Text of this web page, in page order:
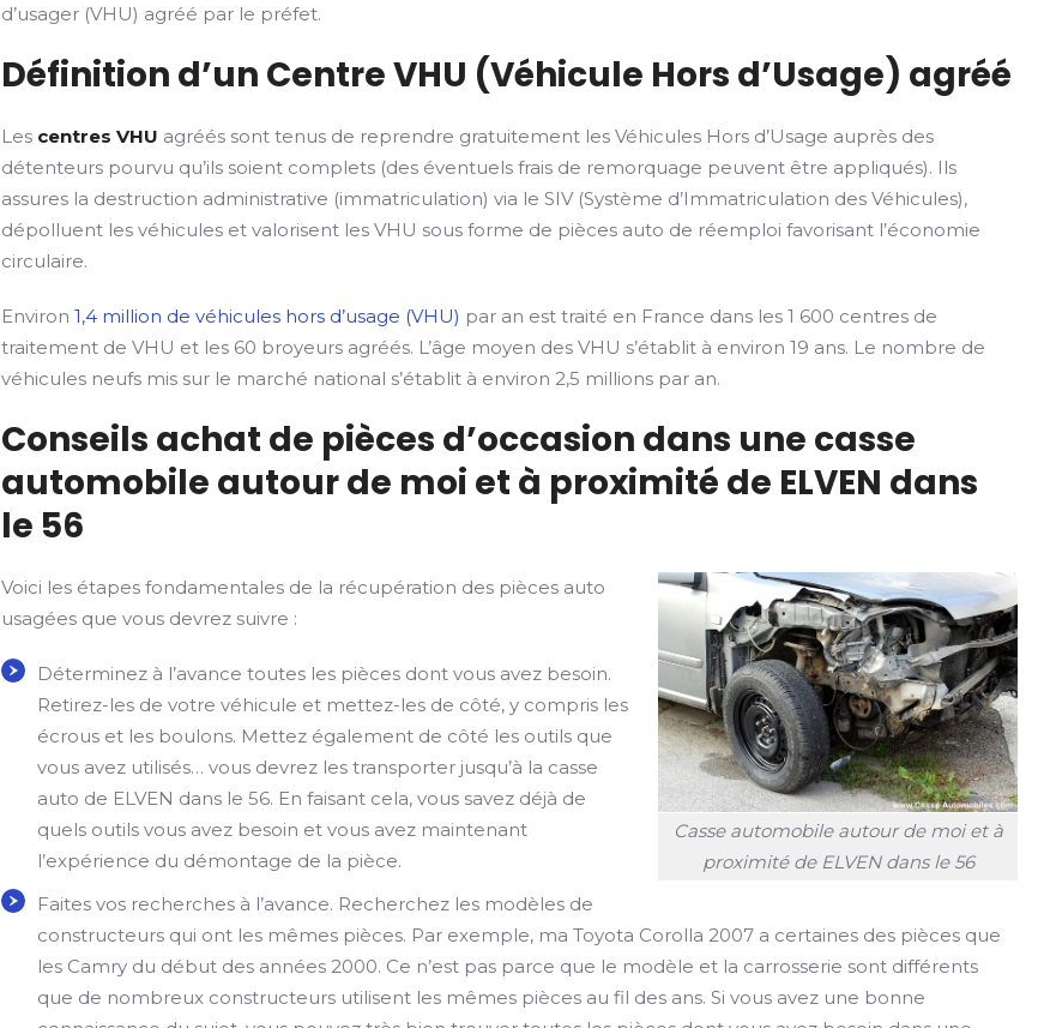
d’usager (VHU) agréé par le préfet.
Définition d’un Centre VHU (Véhicule Hors d’Usage) agréé
Les centres VHU agréés sont tenus de reprendre gratuitement les Véhicules Hors d’Usage auprès des
détenteurs pourvu qu’ils soient complets (des éventuels frais de remorquage peuvent être appliqués). Ils
assures la destruction administrative (immatriculation) via le SIV (Système d’Immatriculation des Véhicules),
dépolluent les véhicules et valorisent les VHU sous forme de pièces auto de réemploi favorisant l’économie
circulaire.
Environ1,4 million de véhicules hors d’usage (VHU) par an est traité en France dans les 1 600 centres de
traitement de VHU et les 60 broyeurs agréés. L’âge moyen des VHU s’établit à environ 19 ans. Le nombre de
véhicules neufs mis sur le marché national s’établit à environ 2,5 millions par an.
Conseils achat de pièces d’occasion dans une casse
automobile autour de moi et à proximité de ELVEN dans
le 56
Casse automobile autour de moi et à
proximité de ELVEN dans le 56
Voici les étapes fondamentales de la récupération des pièces auto
usagées que vous devrez suivre :
Déterminez à l’avance toutes les pièces dont vous avez besoin.
Retirez-les de votre véhicule et mettez-les de côté, y compris les
écrous et les boulons. Mettez également de côté les outils que
vous avez utilisés… vous devrez les transporter jusqu’à la casse
auto de ELVEN dans le 56. En faisant cela, vous savez déjà de
quels outils vous avez besoin et vous avez maintenant
l’expérience du démontage de la pièce.
Faites vos recherches à l’avance. Recherchez les modèles de
constructeurs qui ont les mêmes pièces. Par exemple, ma Toyota Corolla 2007 a certaines des pièces que
les Camry du début des années 2000. Ce n’est pas parce que le modèle et la carrosserie sont différents
que de nombreux constructeurs utilisent les mêmes pièces au fil des ans. Si vous avez une bonne